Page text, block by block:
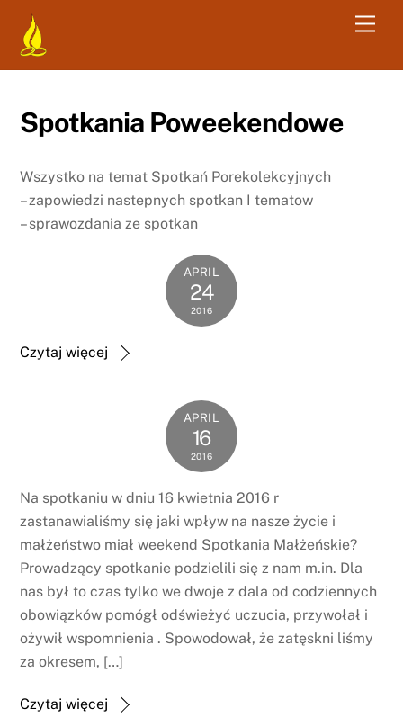
content
Spotkania Poweekendowe
Wszystko na temat Spotkań Porekolekcyjnych
– zapowiedzi nastepnych spotkan I tematow
– sprawozdania ze spotkan
APRIL
24
2016
Czytaj więcej
APRIL
16
2016
Na spotkaniu w dniu 16 kwietnia 2016 r
zastanawialiśmy się jaki wpływ na nasze życie i
małżeństwo miał weekend Spotkania Małżeńskie?
Prowadzący spotkanie podzielili się z nam m.in. Dla
nas był to czas tylko we dwoje z dala od codziennych
obowiązków pomógł odświeżyć uczucia, przywołał i
ożywił wspomnienia . Spowodował, że zatęskni liśmy
za okresem, […]
Czytaj więcej